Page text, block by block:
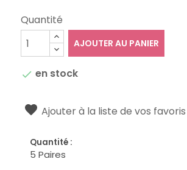
Quantité
AJOUTER AU PANIER
 en stock
Ajouter à la liste de vos favoris
Quantité :
5 Paires